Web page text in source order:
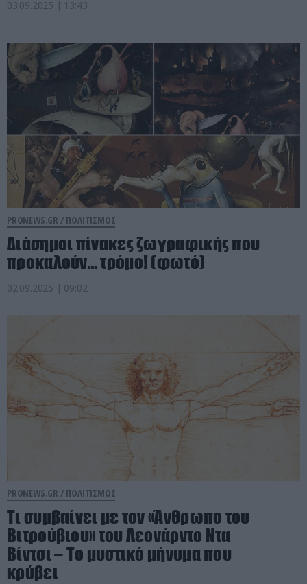
03.09.2025 | 13:43
PRONEWS.GR / ΠΟΛΙΤΙΣΜΟΣ
Διάσημοι πίνακες ζωγραφικής που
προκαλούν… τρόμο! (φωτό)
02.09.2025 | 09:02
PRONEWS.GR / ΠΟΛΙΤΙΣΜΟΣ
Τι συμβαίνει με τον «Άνθρωπο του
Βιτρούβιου» του Λεονάρντο Ντα
Βίντσι – Το μυστικό μήνυμα που
κρύβει